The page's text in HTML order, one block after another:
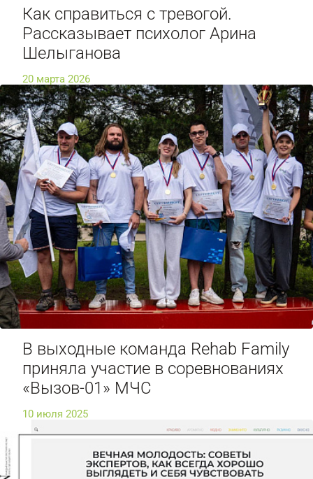
Как справиться с тревогой.
Рассказывает психолог Арина
Шелыганова
20 марта 2026
В выходные команда Rehab Family
приняла участие в соревнованиях
«Вызов-01» МЧС
10 июля 2025